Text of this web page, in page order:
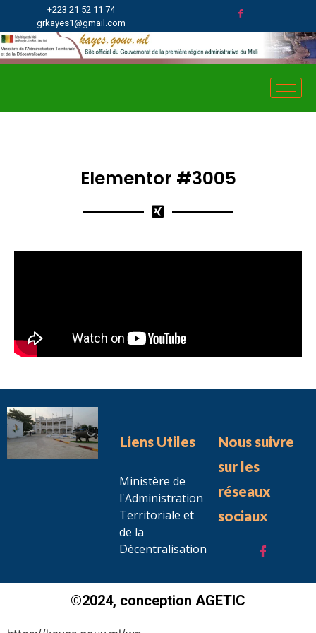
+223 21 52 11 74
grkayes1@gmail.com
Elementor #3005
Liens Utiles
Ministère de
l'Administration
Territoriale et
de la
Décentralisation
Nous suivre
sur les
réseaux
sociaux
©2024, conception AGETIC